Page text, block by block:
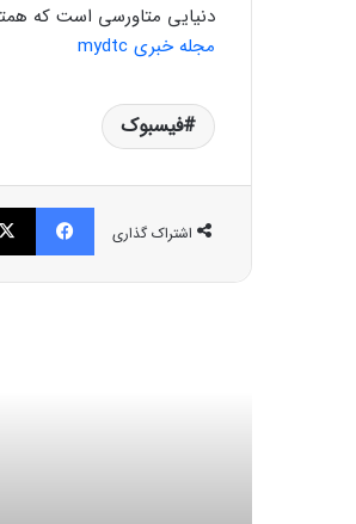
دنیایی متاورسی است که
مجله خبری mydtc
فیسبوک
اشتراک گذاری
فیسبوک